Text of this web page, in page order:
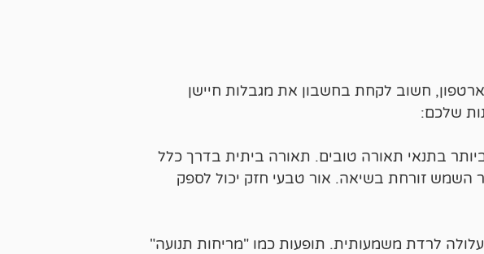
חשוב לקחת בחשבון את מגבלות חיישן
שלכם:
בתנאי תאורה טובים. תאורה ביתית בדרך כלל
השמש זורחת בשיאה. אור טבעי חזק יכול לספק
לרדת משמעותית. תופעות כמו "מריחות תנועה"